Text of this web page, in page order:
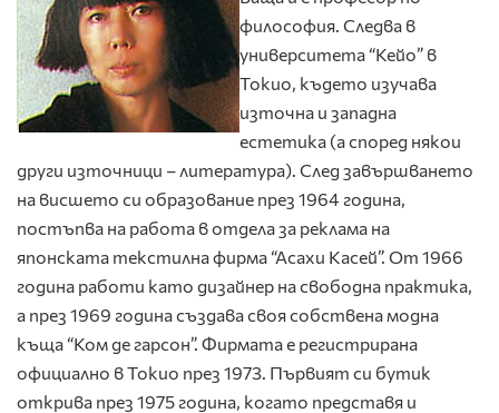
философия. Следва в
университета “Кейо” в
Токио, където изучава
източна и западна
естетика (а според някои
други източници – литература). След завършването
на висшето си образование през 1964 година,
постъпва на работа в отдела за реклама на
японската текстилна фирма “Асахи Касей”. От 1966
година работи като дизайнер на свободна практика,
а през 1969 година създава своя собствена модна
къща “Ком де гарсон”. Фирмата е регистрирана
официално в Токио през 1973. Първият си бутик
открива през 1975 година, когато представя и